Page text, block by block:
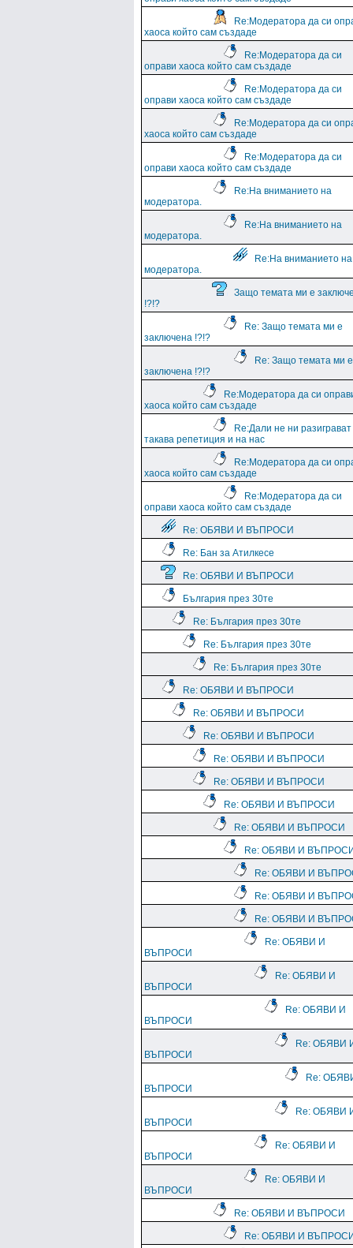
Re:Модератора да си
хаоса който сам създаде
Re:Модератора да си
оправи хаоса който сам създаде
Re:Модератора да си
оправи хаоса който сам създаде
Re:Модератора да си
хаоса който сам създаде
Re:Модератора да си
оправи хаоса който сам създаде
Re:На вниманието на
модератора.
Re:На вниманието на
модератора.
Re:На вниманието на
модератора.
Защо темата ми е
!?!?
Re: Защо темата ми е
заключена !?!?
Re: Защо темата ми е
заключена !?!?
Re:Модератора да си
хаоса който сам създаде
Re:Дали не ни разиграват
такава репетиция и на нас
Re:Модератора да си
хаоса който сам създаде
Re:Модератора да си
оправи хаоса който сам създаде
Re: ОБЯВИ И ВЪПРОСИ
Re: Бан за Атилкесе
Re: ОБЯВИ И ВЪПРОСИ
България през 30те
Re: България през 30те
Re: България през 30те
Re: България през 30те
Re: ОБЯВИ И ВЪПРОСИ
Re: ОБЯВИ И ВЪПРОСИ
Re: ОБЯВИ И ВЪПРОСИ
Re: ОБЯВИ И ВЪПРОСИ
Re: ОБЯВИ И ВЪПРОСИ
Re: ОБЯВИ И ВЪПРОСИ
Re: ОБЯВИ И ВЪПРОСИ
Re: ОБЯВИ И
Re: ОБЯВИ И
Re: ОБЯВИ И
Re: ОБЯВИ И
Re: ОБЯВИ И
ВЪПРОСИ
Re: ОБЯВИ И
ВЪПРОСИ
Re: ОБЯВИ И
ВЪПРОСИ
Re: ОБЯВИ
ВЪПРОСИ
Re:
ВЪПРОСИ
Re: ОБЯВИ
ВЪПРОСИ
Re: ОБЯВИ И
ВЪПРОСИ
Re: ОБЯВИ И
ВЪПРОСИ
Re: ОБЯВИ И ВЪПРОСИ
Re: ОБЯВИ И